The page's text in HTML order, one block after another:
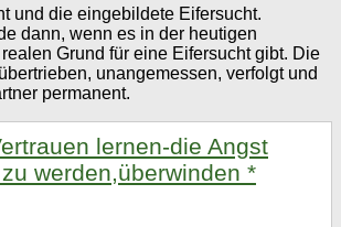
und die eingebildete Eifersucht.
dann, wenn es in der heutigen
Grund für eine Eifersucht gibt. Die
unangemessen, verfolgt und
permanent.
lernen-die Angst
werden,überwinden *